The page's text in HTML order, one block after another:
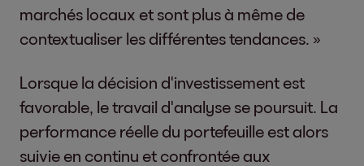
marchés locaux et sont plus à même de
contextualiser les différentes tendances. »
Lorsque la décision d'investissement est
favorable, le travail d'analyse se poursuit. La
performance réelle du portefeuille est alors
suivie en continu et confrontée aux